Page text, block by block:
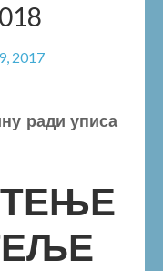
2017
ради уписа